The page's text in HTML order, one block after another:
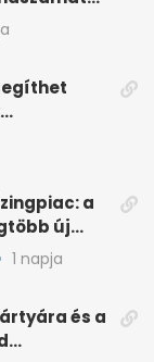
a
új
1 napja
és a